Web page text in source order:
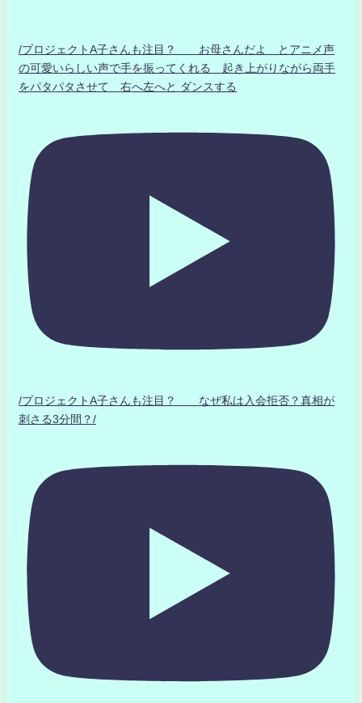
/プロジェクトA子さんも注目？ お母さんだよ とアニメ声
の可愛いらしい声で手を振ってくれる 起き上がりながら両手
をパタパタさせて 右へ左へと ダンスする
/プロジェクトA子さんも注目？ なぜ私は入会拒否？真相が
刺さる3分間？/